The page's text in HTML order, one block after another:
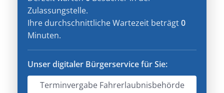
Zulassungstelle.
Ihre durchschnittliche Wartezeit beträgt0
Minuten.
Unser digitaler Bürgerservice für Sie:
Terminvergabe Fahrerlaubnisbehörde